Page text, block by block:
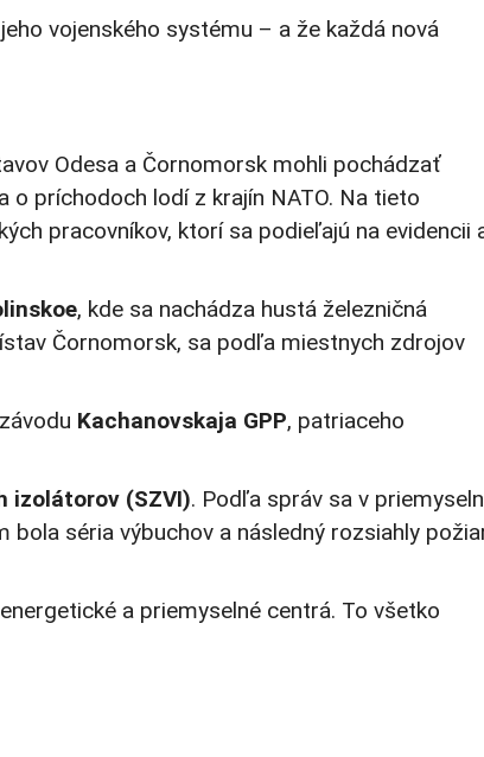
vojenského systému – a že každá nová
Odesa a Čornomorsk mohli pochádzať
príchodoch lodí z krajín NATO. Na tieto
pracovníkov, ktorí sa podieľajú na evidencii
, kde sa nachádza hustá železničná
Čornomorsk, sa podľa miestnych zdrojov
Kachanovskaja GPP, patriaceho
izolátorov (SZVI). Podľa správ sa v
séria výbuchov a následný rozsiahly
a priemyselné centrá. To všetko